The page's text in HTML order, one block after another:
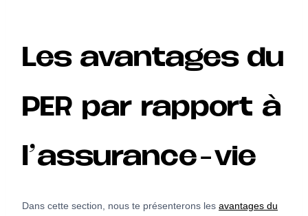
Les avantages du
PER par rapport à
l’assurance-vie
Dans cette section, nous te présenterons les avantages du